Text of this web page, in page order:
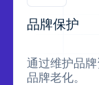
品牌保护
通过维护品
品牌老化。